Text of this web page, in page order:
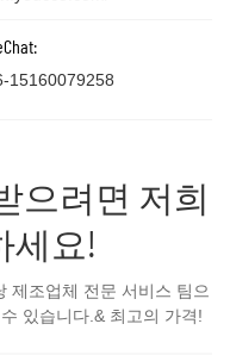
15160079258
으려면 저희
세요!
제조업체 전문 서비스 팀으
있습니다.& 최고의 가격!